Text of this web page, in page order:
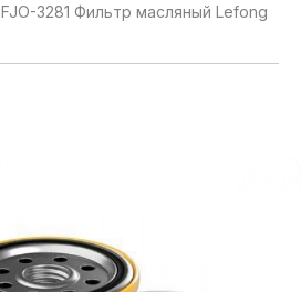
FJO-3281 Фильтр масляный Lefong